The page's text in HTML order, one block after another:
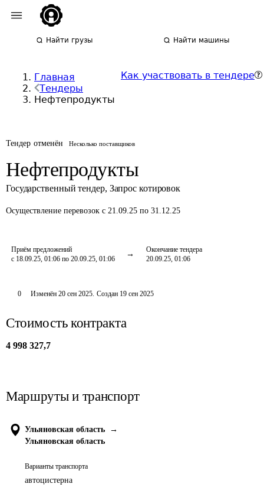
Найти грузы Найти машины
Главная
Тендеры
Нефтепродукты
Как участвовать в тендере
Тендер отменён Несколько поставщиков
Нефтепродукты
Государственный тендер, Запрос котировок
Осуществление перевозок с 21.09.25 по 31.12.25
Приём предложений
с 18.09.25, 01:06 по 20.09.25, 01:06
Окончание тендера
20.09.25, 01:06
0 Изменён 20 сен 2025. Создан 19 сен 2025
Стоимость контракта
4 998 327,7
Маршруты и транспорт
Ульяновская область
→
Ульяновская область
Варианты транспорта
автоцистерна